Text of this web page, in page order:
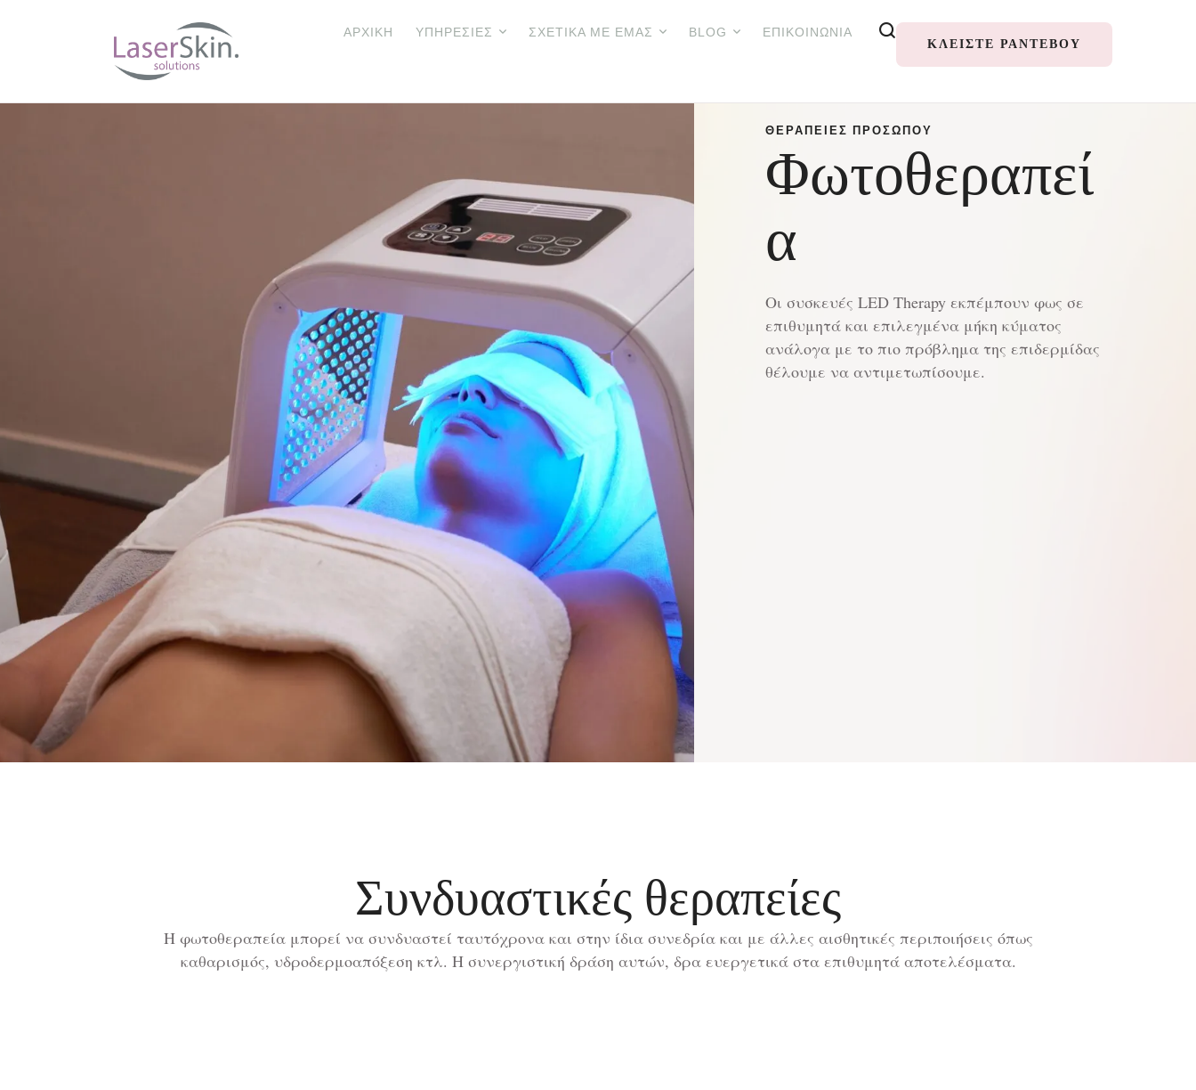
ΑΡΧΙΚΉ ΥΠΗΡΕΣΊΕΣ ΣΧΕΤΙΚΆ ΜΕ ΕΜΆΣ BLOG ΕΠΙΚΟΙΝΩΝΊΑ
ΚΛΕΊΣΤΕ ΡΑΝΤΕΒΟΎ
ΘΕΡΑΠΕΊΕΣ ΠΡΟΣΏΠΟΥ
Φωτοθεραπεί
α
Οι συσκευές LED Therapy εκπέμπουν φως σε
επιθυμητά και επιλεγμένα μήκη κύματος
ανάλογα με το πιο πρόβλημα της επιδερμίδας
θέλουμε να αντιμετωπίσουμε.
Συνδυαστικές θεραπείες
Η φωτοθεραπεία μπορεί να συνδυαστεί ταυτόχρονα και στην ίδια συνεδρία και με άλλες αισθητικές περιποιήσεις όπως
καθαρισμός, υδροδερμοαπόξεση κτλ. Η συνεργιστική δράση αυτών, δρα ευεργετικά στα επιθυμητά αποτελέσματα.